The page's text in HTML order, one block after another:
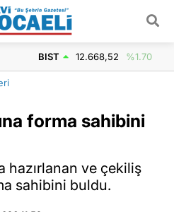
BIST 12.668,52 %1.70
forma sahibini
hazırlanan ve çekiliş
sahibini buldu.